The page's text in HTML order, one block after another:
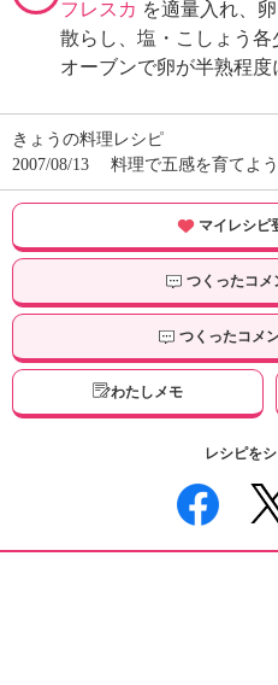
フレスカ を適量入れ、
散らし、塩・こしょう
オーブンで卵が半熟程度
きょうの料理レシピ
2007/08/13
料理で五感を育てよう
マイレシピ
つくったコメ
つくったコメ
わたしメモ
レシピを